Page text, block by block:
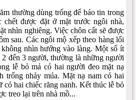
thường dùng trống để báo tin trong
chết được đặt ở mặt trước ngôi nhà,
nhìn nghiêng. Việc chôn cất sẽ được
sau. Các ngôi mộ xếp theo hàng lối
nhìn hướng vào làng. Một số ít
đến 3 người, thường là những người
lễ bỏ mả có hai người đeo mặt nạ
trống nhảy múa. Mặt nạ nam có hai
có hai chiếc răng nanh. Kết thúc lễ bỏ
treo lại trên nhà mồ...